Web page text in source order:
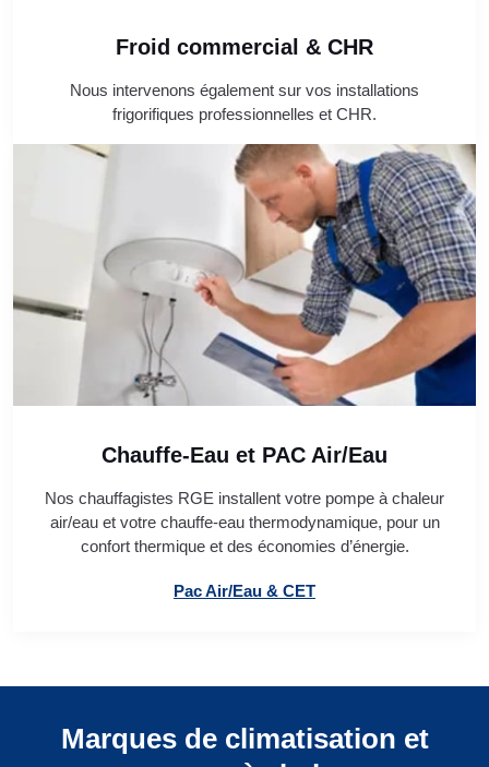
Froid commercial & CHR
Nous intervenons également sur vos installations
frigorifiques professionnelles et CHR.
Chauffe-Eau et PAC Air/Eau
Nos chauffagistes RGE installent votre pompe à chaleur
air/eau et votre chauffe-eau thermodynamique, pour un
confort thermique et des économies d’énergie.
Pac Air/Eau & CET
Marques de climatisation et